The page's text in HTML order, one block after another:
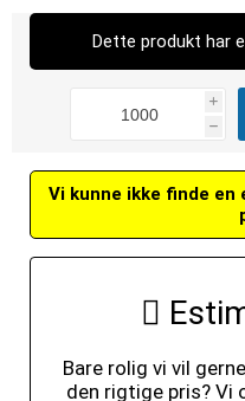
Dette produkt har
i
h
Vi kunne ikke finde
Bare rolig vi vil
den rigtige pris? Vi